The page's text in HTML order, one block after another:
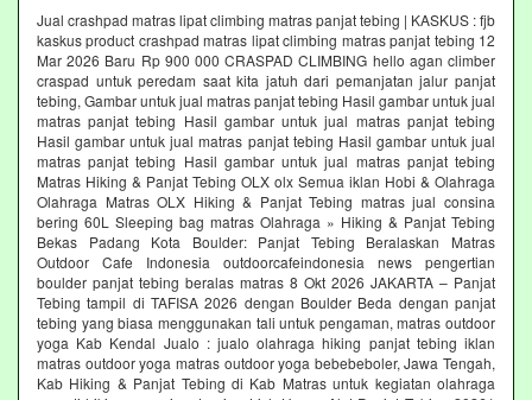
Jual crashpad matras lipat climbing matras panjat tebing | KASKUS : fjb
kaskus product crashpad matras lipat climbing matras panjat tebing 12
Mar 2026 Baru Rp 900 000 CRASPAD CLIMBING hello agan climber
craspad untuk peredam saat kita jatuh dari pemanjatan jalur panjat
tebing, Gambar untuk jual matras panjat tebing Hasil gambar untuk jual
matras panjat tebing Hasil gambar untuk jual matras panjat tebing
Hasil gambar untuk jual matras panjat tebing Hasil gambar untuk jual
matras panjat tebing Hasil gambar untuk jual matras panjat tebing
Matras Hiking & Panjat Tebing OLX olx Semua iklan Hobi & Olahraga
Olahraga Matras OLX Hiking & Panjat Tebing matras jual consina
bering 60L Sleeping bag matras Olahraga » Hiking & Panjat Tebing
Bekas Padang Kota Boulder: Panjat Tebing Beralaskan Matras
Outdoor Cafe Indonesia outdoorcafeindonesia news pengertian
boulder panjat tebing beralas matras 8 Okt 2026 JAKARTA – Panjat
Tebing tampil di TAFISA 2026 dengan Boulder Beda dengan panjat
tebing yang biasa menggunakan tali untuk pengaman, matras outdoor
yoga Kab Kendal Jualo : jualo olahraga hiking panjat tebing iklan
matras outdoor yoga matras outdoor yoga bebebeboler, Jawa Tengah,
Kab Hiking & Panjat Tebing di Kab Matras untuk kegiatan olahraga